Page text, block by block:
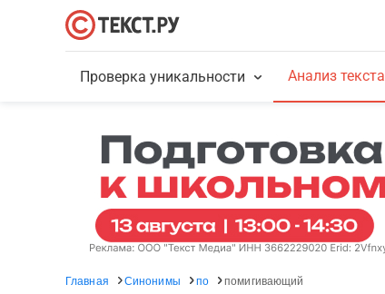
Проверка уникальности Анализ текста
Главная Синонимы по помигивающий